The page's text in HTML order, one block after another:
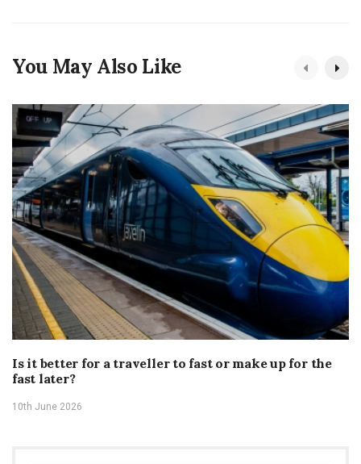
You May Also Like
Is it better for a traveller to fast or make up for the
fast later?
10th June 2026